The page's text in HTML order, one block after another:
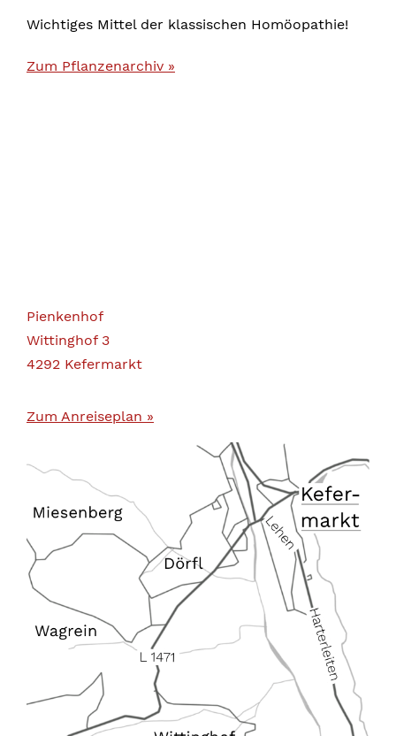
Wichtiges Mittel der klassischen Homöopathie!
Zum Pflanzenarchiv »
Pienkenhof
Wittinghof 3
4292 Kefermarkt
Zum Anreiseplan »